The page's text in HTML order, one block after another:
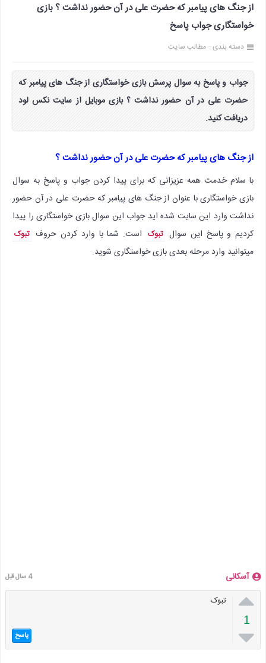
از جنگ های پیامبر که حضرت علی در آن حضور نداشت ؟ بازی
خواستگاری جواب پاسخ
دسته بندی : مطالب سایت
جواب و پاسخ به سوال پرسش بازی خواستگاری از جنگ های پیامبر که
حضرت علی در آن حضور نداشت ؟ بازی موبایل از سایت نکس لود
دریافت کنید.
از جنگ های پیامبر که حضرت علی در آن حضور نداشت ؟
با سلام خدمت همه عزیزانی که برای پیدا کردن جواب و پاسخ به سوال
بازی خواستگاری با عنوان از جنگ های پیامبر که حضرت علی در آن حضور
نداشت وارد این سایت شده اید جواب این سوال بازی خواستگاری را پیدا
کردیم و پاسخ این سوال تبوک است. شما با وارد کردن حروف تبوک
میتوانید وارد مرحله بعدی بازی خواستگاری شوید.
آسکانی 4 سال قبل

1

تبوک
پاسخ